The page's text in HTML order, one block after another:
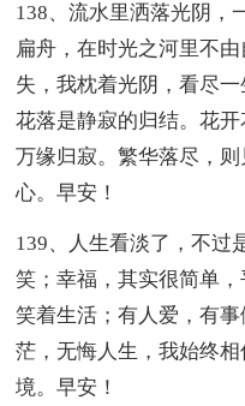
138、流水里洒落光阴，
扁舟，在时光之河里不
失，我枕着光阴，看尽
花落是静寂的归结。花
万缘归寂。繁华落尽，
心。早安！
139、人生看淡了，不过
笑；幸福，其实很简单
笑着生活；有人爱，有
茫，无悔人生，我始终
境。早安！